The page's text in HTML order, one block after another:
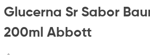
Glucerna Sr Sabor
200ml Abbott